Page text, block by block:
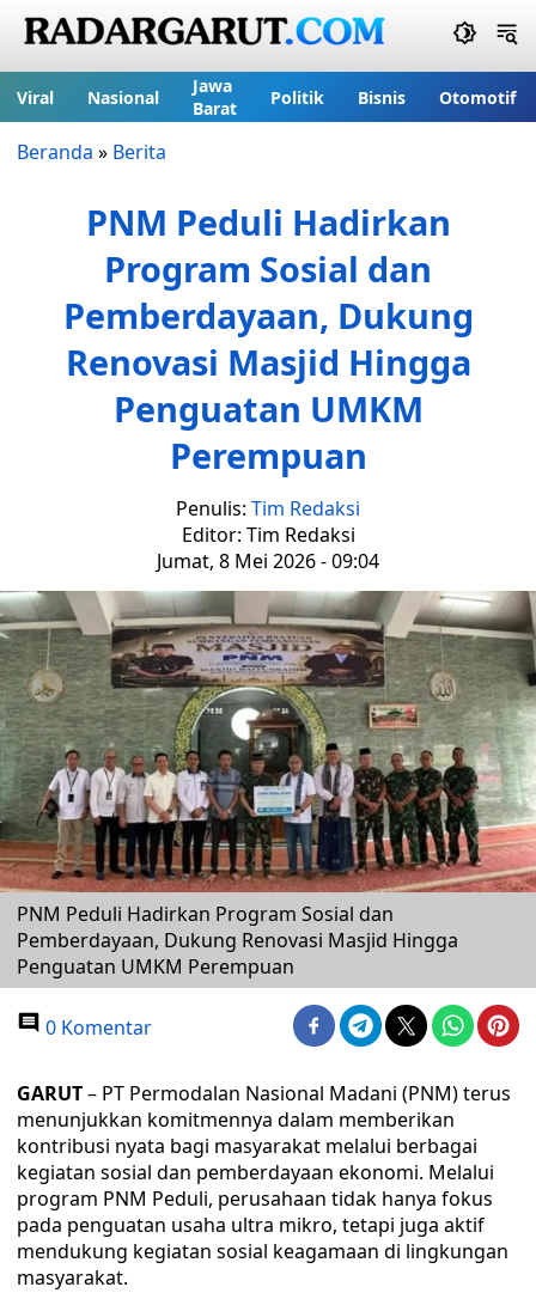
Viral Nasional
Jawa
Barat
Politik Bisnis Otomotif
Beranda » Berita
PNM Peduli Hadirkan
Program Sosial dan
Pemberdayaan, Dukung
Renovasi Masjid Hingga
Penguatan UMKM
Perempuan
Penulis: Tim Redaksi
Editor: Tim Redaksi
Jumat, 8 Mei 2026 - 09:04
PNM Peduli Hadirkan Program Sosial dan
Pemberdayaan, Dukung Renovasi Masjid Hingga
Penguatan UMKM Perempuan
0 Komentar
GARUT– PT Permodalan Nasional Madani (PNM) terus
menunjukkan komitmennya dalam memberikan
kontribusi nyata bagi masyarakat melalui berbagai
kegiatan sosial dan pemberdayaan ekonomi. Melalui
program PNM Peduli, perusahaan tidak hanya fokus
pada penguatan usaha ultra mikro, tetapi juga aktif
mendukung kegiatan sosial keagamaan di lingkungan
masyarakat.